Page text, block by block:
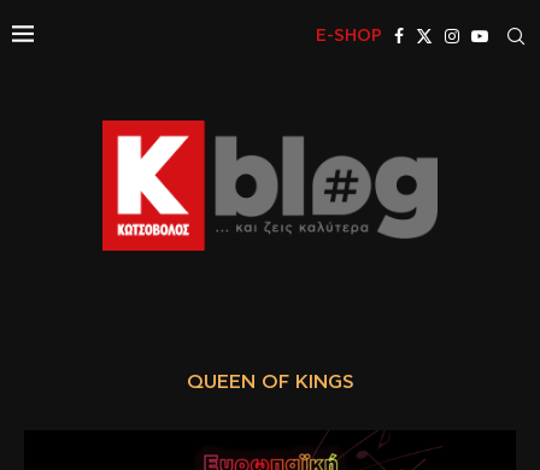
E-SHOP
QUEEN OF KINGS